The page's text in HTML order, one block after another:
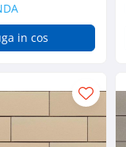
in cos